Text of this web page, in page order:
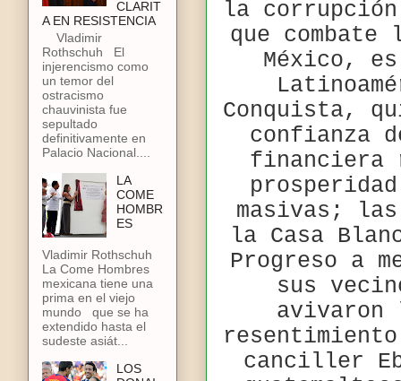
la
que combate
México,
Conquista,
confianza
financiera
masivas;
la Casa
Progreso a
sus
canciller
CLARIT
A EN RESISTENCIA
Vladimir
Rothschuh El
injerencismo como
un temor del
ostracismo
chauvinista fue
sepultado
definitivamente en
Palacio Nacional....
LA
COME
HOMBR
ES
Vladimir Rothschuh
La Come Hombres
mexicana tiene una
prima en el viejo
mundo que se ha
extendido hasta el
sudeste asiát...
LOS